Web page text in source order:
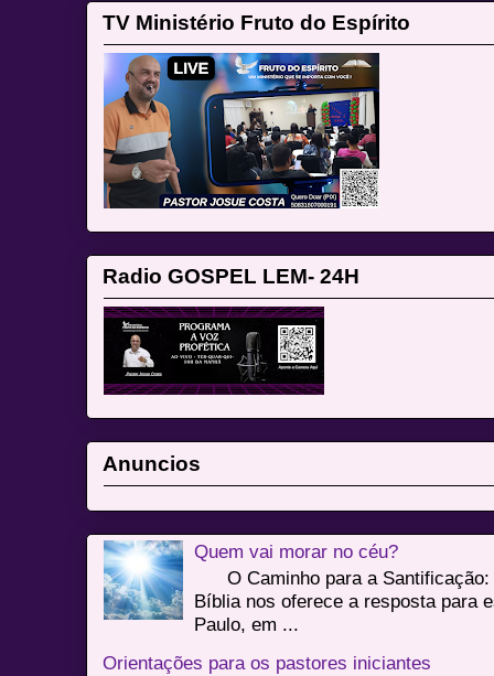
TV Ministério Fruto do Espírito
Radio GOSPEL LEM- 24H
Anuncios
Quem vai morar no céu?
O Caminho para a Santificação:
Bíblia nos oferece a resposta para
Paulo, em ...
Orientações para os pastores iniciantes